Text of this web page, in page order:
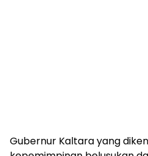
Gubernur Kaltara yang